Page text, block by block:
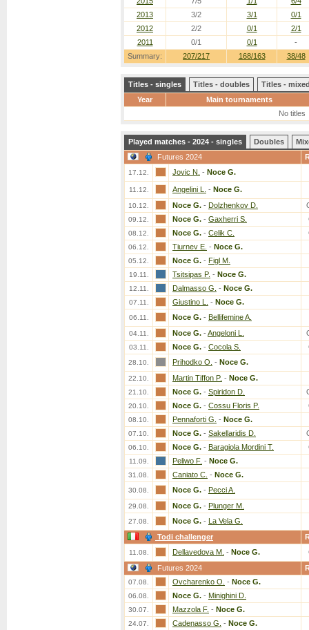
Summary: 207/217 168/163 38/48
2013
3/2 3/1
0/1
2012
2/2 0/1
2/1
2011
0/1 0/1 -
Titles - singles Titles - doubles
Titles -
Year
Main tournaments
No titles
Played matches - 2024 - singles Doubles
Futures 2024
17.12. Jovic N. - Noce G.
11.12. Angelini L. - Noce G.
10.12. Noce G. - Dolzhenkov D.
09.12. Noce G. - Gaxherri S.
08.12. Noce G. - Celik C.
06.12. Tiurnev E. - Noce G.
05.12. Noce G. - Figl M.
19.11. Tsitsipas P. - Noce G.
12.11. Dalmasso G. - Noce G.
07.11. Giustino L. - Noce G.
06.11. Noce G. - Bellifemine A.
04.11. Noce G. - Angeloni L.
03.11. Noce G. - Cocola S.
28.10. Prihodko O. - Noce G.
22.10. Martin Tiffon P. - Noce G.
21.10. Noce G. - Spiridon D.
20.10. Noce G. - Cossu Floris P.
08.10. Pennaforti G. - Noce G.
07.10. Noce G. - Sakellaridis D.
06.10. Noce G. - Baragiola Mordini T.
11.09. Peliwo F. - Noce G.
31.08. Caniato C. - Noce G.
30.08. Noce G. - Pecci A.
29.08. Noce G. - Plunger M.
27.08. Noce G. - La Vela G.
Todi challenger
11.08. Dellavedova M. - Noce G.
Futures 2024
07.08. Ovcharenko O. - Noce G.
06.08. Noce G. - Minighini D.
30.07. Mazzola F. - Noce G.
24.07. Cadenasso G. - Noce G.